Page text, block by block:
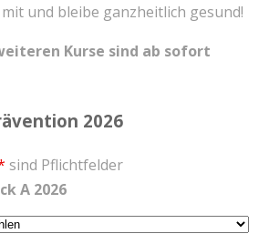
und bleibe ganzheitlich gesund!
Kurse sind ab sofort
2026
sind Pflichtfelder
A 2026